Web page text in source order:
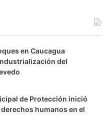
en Caucagua
del
de Protección inició
humanos en el